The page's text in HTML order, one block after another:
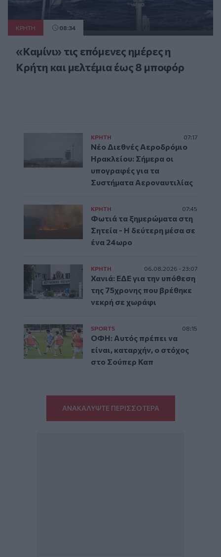
ΚΡΗΤΗ 08:34
«Καμίνι» τις επόμενες ημέρες η
Κρήτη και μελτέμια έως 8 μποφόρ
ΚΡΗΤΗ 07:17
Νέο Διεθνές Αεροδρόμιο
Ηρακλείου: Σήμερα οι
υπογραφές για τα
Συστήματα Αεροναυτιλίας
ΚΡΗΤΗ 07:45
Φωτιά τα ξημερώματα στη
Σητεία - Η δεύτερη μέσα σε
ένα 24ωρο
ΚΡΗΤΗ 06.08.2026 - 23:07
Χανιά: ΕΔΕ για την υπόθεση
της 75χρονης που βρέθηκε
νεκρή σε χωράφι
SPORTS 08:15
ΟΦΗ: Αυτός πρέπει να
είναι, καταρχήν, ο στόχος
στο Σούπερ Καπ
ΑΝΑΚΑΛΥΨΤΕ ΠΕΡΙΣΣΟΤΕΡΑ